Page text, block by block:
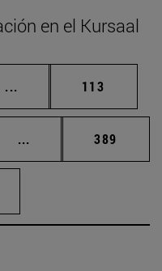
en el Kursaal
... Páginas intermedias
Página
113
... Páginas intermedias
Página
389